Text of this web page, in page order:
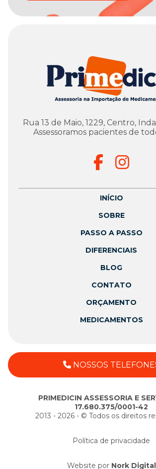
Rua 13 de Maio, 1229, Centro,
Assessoramos pacientes de
INÍCIO
SOBRE
PASSO A PASSO
DIFERENCIAIS
BLOG
CONTATO
ORÇAMENTO
MEDICAMENTOS
NOSSOS
PRIMEDICIN ASSESSORIA E
17.680.375/0001-42
2013 - 2026 - ©️ Todos os direitos
Política de privacidade
Website por Nork Digital